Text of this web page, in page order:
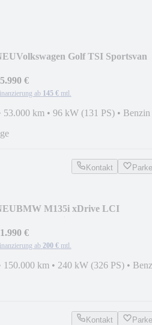
Volkswagen Golf TSI Sportsvan
€
ab 145 € mtl.
53.000 km • 96 kW (131 PS) • Benzin
Kontakt
BMW M135i xDrive LCI
€
ab 200 € mtl.
150.000 km • 240 kW (326 PS) •
Kontakt